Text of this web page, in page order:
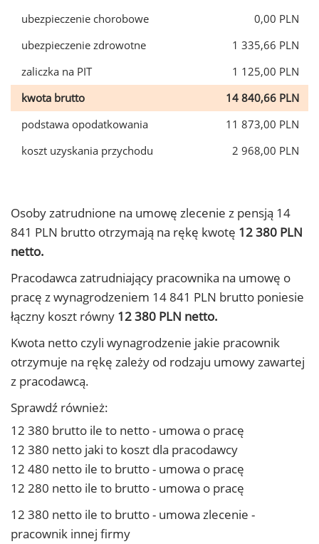
ubezpieczenie chorobowe
0,00 PLN
ubezpieczenie zdrowotne
1 335,66 PLN
zaliczka na PIT
1 125,00 PLN
kwota brutto
14 840,66 PLN
podstawa opodatkowania
11 873,00 PLN
koszt uzyskania przychodu
2 968,00 PLN
Osoby zatrudnione na umowę zlecenie z pensją 14
841 PLN brutto otrzymają na rękę kwotę 12 380 PLN
netto.
Pracodawca zatrudniający pracownika na umowę o
pracę z wynagrodzeniem 14 841 PLN brutto poniesie
łączny koszt równy 12 380 PLN netto.
Kwota netto czyli wynagrodzenie jakie pracownik
otrzymuje na rękę zależy od rodzaju umowy zawartej
z pracodawcą.
Sprawdź również:
12 380 brutto ile to netto - umowa o pracę
12 380 netto jaki to koszt dla pracodawcy
12 480 netto ile to brutto - umowa o pracę
12 280 netto ile to brutto - umowa o pracę
12 380 netto ile to brutto - umowa zlecenie -
pracownik innej firmy